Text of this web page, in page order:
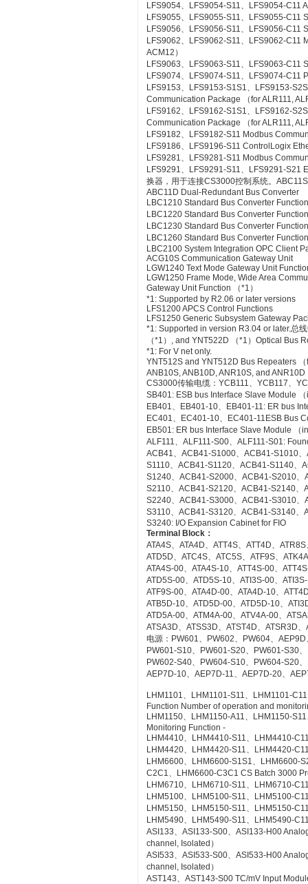
LFS9054、LFS9054-S11、LFS9054-C11
LFS9055、LFS9055-S11、LFS9055-C11
LFS9056、LFS9056-S11、LFS9056-C11
LFS9062、LFS9062-S11、LFS9062-C11
ACM12）
LFS9063、LFS9063-S11、LFS9063-C11
LFS9074、LFS9074-S11、LFS9074-C11
LFS9153、LFS9153-S1S1、LFS9153-
Communication Package （for ALR111,
LFS9162、LFS9162-S1S1、LFS9162-
Communication Package （for ALR111,
LFS9182、LFS9182-S11 Modbus
LFS9186、LFS9196-S11 ControlLogix
LFS9281、LFS9281-S11 Modbus
LFS9291、LFS9291-S11、LFS9291-S21
换器，用于连接CS3000控制系统。
ABC11D Dual-Redundant Bus Converter
LBC1210 Standard Bus Converter
LBC1220 Standard Bus Converter
LBC1230 Standard Bus Converter
LBC1260 Standard Bus Converter
LBC2100 System Integration OPC Client
ACG10S Communication Gateway Unit
LGW1240 Text Mode Gateway Unit
LGW1250 Frame Mode, Wide Area
Gateway Unit Function （*1）
*1: Supported by R2.06 or later versions
LFS1200 APCS Control Functions
LFS1250 Generic Subsystem Gateway
*1: Supported in version R3.04 or later.总
（*1）, and YNT522D （*1）Optical Bus
*1: For V net only.
YNT512S and YNT512D Bus Repeaters
ANB10S, ANB10D, ANR10S, and
CS3000传输电缆：YCB111、YCB117、
SB401: ESB bus Interface Slave Module
EB401、EB401-10、EB401-11: ER bus
EC401、EC401-10、EC401-11ESB Bus
EB501: ER bus Interface Slave Module （
ALF111、ALF111-S00、ALF111-S01:
ACB41、ACB41-S1000、ACB41-S1010
S1110、ACB41-S1120、ACB41-S1140
S1240、ACB41-S2000、ACB41-S2010
S2110、ACB41-S2120、ACB41-S2140
S2240、ACB41-S3000、ACB41-S3010
S3110、ACB41-S3120、ACB41-S3140
S3240: I/O Expansion Cabinet for FIO
Terminal Block ：
ATA4S、ATA4D、ATT4S、ATT4D、
ATD5D、ATC4S、ATC5S、ATF9S、
ATA4S-00、ATA4S-10、ATT4S-00、
ATD5S-00、ATD5S-10、ATI3S-00、
ATF9S-00、ATA4D-00、ATA4D-10、
ATB5D-10、ATD5D-00、ATD5D-10、
ATD5A-00、ATM4A-00、ATV4A-00、
ATSA3D、ATSS3D、ATST4D、ATSR3D
电源：PW601、PW602、PW604、
PW601-S10、PW601-S20、PW601-S30
PW602-S40、PW604-S10、PW604-S20
AEP7D-10、AEP7D-11、AEP7D-20、
LHM1101、LHM1101-S11、LHM1101-
Function Number of operation and
LHM1150、LHM1150-A11、LHM1150-
Monitoring Function -
LHM4410、LHM4410-S11、LHM4410-
LHM4420、LHM4420-S11、LHM4420-
LHM6600、LHM6600-S1S1、LHM6600-
C2C1、LHM6600-C3C1 CS Batch 3000
LHM6710、LHM6710-S11、LHM6710-
LHM5100、LHM5100-S11、LHM5100-
LHM5150、LHM5150-S11、LHM5150-
LHM5490、LHM5490-S11、LHM5490-
ASI133、ASI133-S00、ASI133-H00
channel, Isolated）
ASI533、ASI533-S00、ASI533-H00
channel, Isolated）
AST143、AST143-S00 TC/mV Input